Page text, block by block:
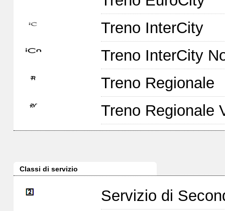
Treno InterCity
Treno InterCity
Treno Regionale
Treno Regionale
Classi di servizio
Servizio di